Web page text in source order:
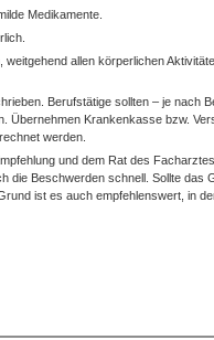
Medikamente.
allen körperlichen
Berufstätige sollten – je nach
Übernehmen Krankenkasse bzw.
werden.
und dem Rat des
die Beschwerden schnell. Sollte das
ist es auch empfehlenswert, in